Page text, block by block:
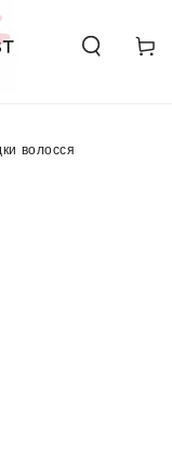
Кошик
волосся